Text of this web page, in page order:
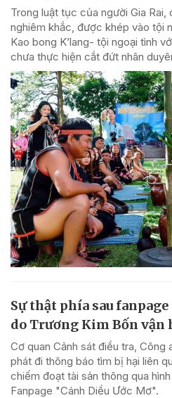
Trong luật tục của người Gia
nghiêm khắc, được khép vào tội
Kao bong K’lang- tội ngoại tình
chưa thực hiện cắt đứt nhân
Sự thật phía sau
do Trương Kim Bốn vận
Cơ quan Cảnh sát điều tra, Công
phát đi thông báo tìm bị hại liên
chiếm đoạt tài sản thông qua
Fanpage "Cánh Diều Ước Mơ".